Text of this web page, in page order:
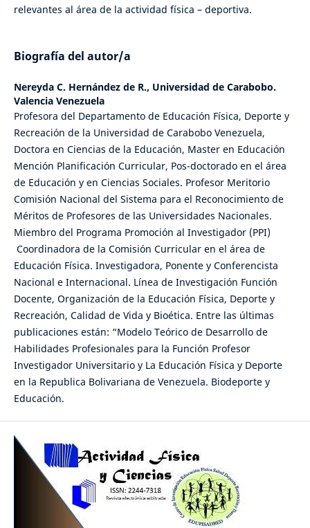
relevantes al área de la actividad física – deportiva.
Biografía del autor/a
Nereyda C. Hernández de R., Universidad de Carabobo.
Valencia Venezuela
Profesora del Departamento de Educación Física, Deporte y
Recreación de la Universidad de Carabobo Venezuela,
Doctora en Ciencias de la Educación, Master en Educación
Mención Planificación Curricular, Pos-doctorado en el área
de Educación y en Ciencias Sociales. Profesor Meritorio
Comisión Nacional del Sistema para el Reconocimiento de
Méritos de Profesores de las Universidades Nacionales.
Miembro del Programa Promoción al Investigador (PPI)
Coordinadora de la Comisión Curricular en el área de
Educación Física. Investigadora, Ponente y Conferencista
Nacional e Internacional. Línea de Investigación Función
Docente, Organización de la Educación Física, Deporte y
Recreación, Calidad de Vida y Bioética. Entre las últimas
publicaciones están: “Modelo Teórico de Desarrollo de
Habilidades Profesionales para la Función Profesor
Investigador Universitario y La Educación Física y Deporte
en la Republica Bolivariana de Venezuela. Biodeporte y
Educación.